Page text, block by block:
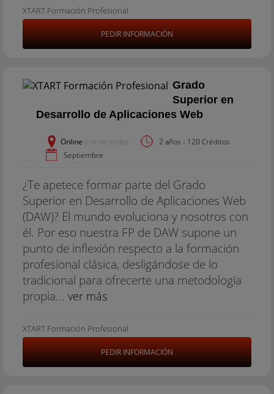
XTART Formación Profesional
PEDIR INFORMACIÓN
Grado
Superior en
Desarrollo de Aplicaciones Web
Online y otras sedes
2 años - 120 Créditos
Septiembre
¿Te apetece formar parte del Grado
Superior en Desarrollo de Aplicaciones Web
(DAW)? El mundo evoluciona y nosotros con
él. Por eso nuestra FP de DAW supone un
punto de inflexión respecto a la formación
profesional clásica, desligándose de lo
tradicional para ofrecerte una metodología
propia... ver más
XTART Formación Profesional
PEDIR INFORMACIÓN